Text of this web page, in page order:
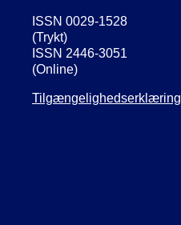
ISSN 0029-1528
(Trykt)
ISSN 2446-3051
(Online)
Tilgængelighedserklæring